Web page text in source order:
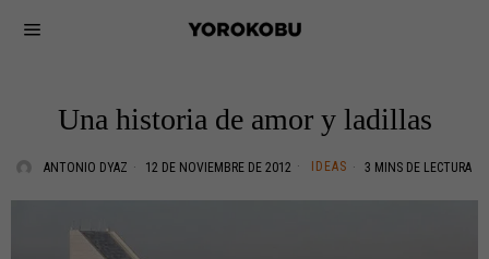
Una historia de amor y ladillas
ANTONIO DYAZ 12 DE NOVIEMBRE DE 2012 IDEAS 3 MINS DE LECTURA